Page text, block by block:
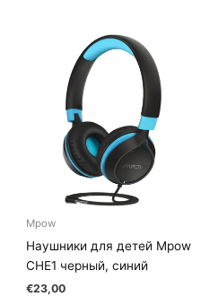
Mpow
Наушники для детей Mpow
CHE1 черный, синий
€23,00